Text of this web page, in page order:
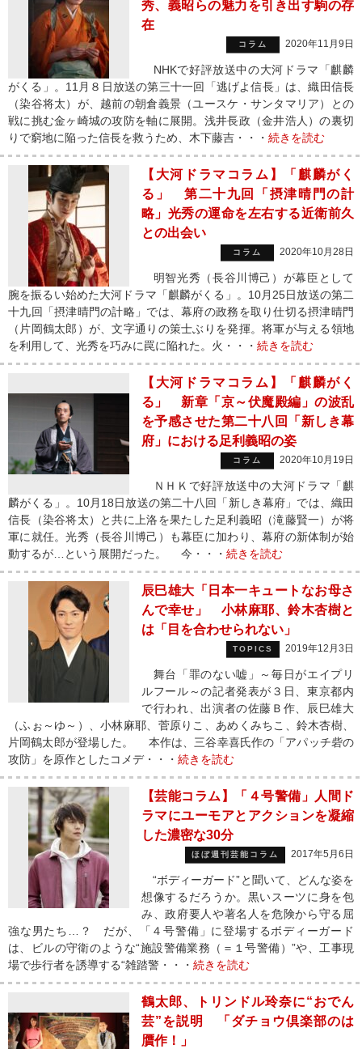
秀、義昭らの魅力を引き出す駒の存
在
コラム 2020年11月9日
NHKで好評放送中の大河ドラマ「麒麟
がくる」。11月８日放送の第三十一回「逃げよ信長」は、織田信長
（染谷将太）が、越前の朝倉義景（ユースケ・サンタマリア）との
戦に挑む金ヶ崎城の攻防を軸に展開。浅井長政（金井浩人）の裏切
りで窮地に陥った信長を救うため、木下藤吉・・・ 続きを読む
【大河ドラマコラム】「麒麟がく
る」 第二十九回「摂津晴門の計
略」光秀の運命を左右する近衛前久
との出会い
コラム 2020年10月28日
明智光秀（長谷川博己）が幕臣として
腕を振るい始めた大河ドラマ「麒麟がくる」。10月25日放送の第二
十九回「摂津晴門の計略」では、幕府の政務を取り仕切る摂津晴門
（片岡鶴太郎）が、文字通りの策士ぶりを発揮。将軍が与える領地
を利用して、光秀を巧みに罠に陥れた。火・・・ 続きを読む
【大河ドラマコラム】「麒麟がく
る」 新章「京～伏魔殿編」の波乱
を予感させた第二十八回「新しき幕
府」における足利義昭の姿
コラム 2020年10月19日
ＮＨＫで好評放送中の大河ドラマ「麒
麟がくる」。10月18日放送の第二十八回「新しき幕府」では、織田
信長（染谷将太）と共に上洛を果たした足利義昭（滝藤賢一）が将
軍に就任。光秀（長谷川博己）も幕臣に加わり、幕府の新体制が始
動するが…という展開だった。 今・・・ 続きを読む
辰巳雄大「日本一キュートなお母さ
んで幸せ」 小林麻耶、鈴木杏樹と
は「目を合わせられない」
TOPICS 2019年12月3日
舞台「罪のない嘘」～毎日がエイプリ
ルフール～の記者発表が３日、東京都内
で行われ、出演者の佐藤Ｂ作、辰巳雄大
（ふぉ～ゆ～）、小林麻耶、菅原りこ、あめくみちこ、鈴木杏樹、
片岡鶴太郎が登場した。 本作は、三谷幸喜氏作の「アパッチ砦の
攻防」を原作としたコメデ・・・ 続きを読む
【芸能コラム】「４号警備」人間ド
ラマにユーモアとアクションを凝縮
した濃密な30分
ほぼ週刊芸能コラム 2017年5月6日
“ボディーガード”と聞いて、どんな姿を
想像するだろうか。黒いスーツに身を包
み、政府要人や著名人を危険から守る屈
強な男たち…？ だが、「４号警備」に登場するボディーガード
は、ビルの守衛のような“施設警備業務（＝１号警備）”や、工事現
場で歩行者を誘導する“雑踏警・・・ 続きを読む
鶴太郎、トリンドル玲奈に“おでん
芸”を説明 「ダチョウ倶楽部のは
贋作！」